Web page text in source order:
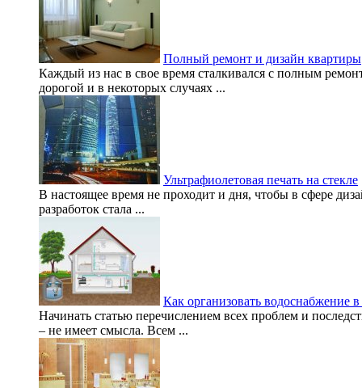
Полный ремонт и дизайн квартиры
Каждый из нас в свое время сталкивался с полным
дорогой и в некоторых случаях ...
Ультрафиолетовая печать на стекле
В настоящее время не проходит и дня, чтобы в сфере
разработок стала ...
Как организовать водоснабжение
Начинать статью перечислением всех проблем и
– не имеет смысла. Всем ...